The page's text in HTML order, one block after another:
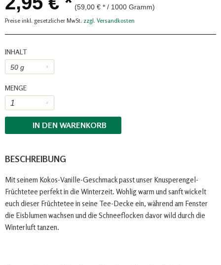
(59,00 € * / 1000 Gramm)
Preise inkl. gesetzlicher MwSt. zzgl. Versandkosten
INHALT
MENGE
IN DEN WARENKORB
BESCHREIBUNG
Mit seinem Kokos-Vanille-Geschmack passt unser Knusperengel-
Früchtetee perfekt in die Winterzeit. Wohlig warm und sanft wickelt
euch dieser Früchtetee in seine Tee-Decke ein, während am Fenster
die Eisblumen wachsen und die Schneeflocken davor wild durch die
Winterluft tanzen.